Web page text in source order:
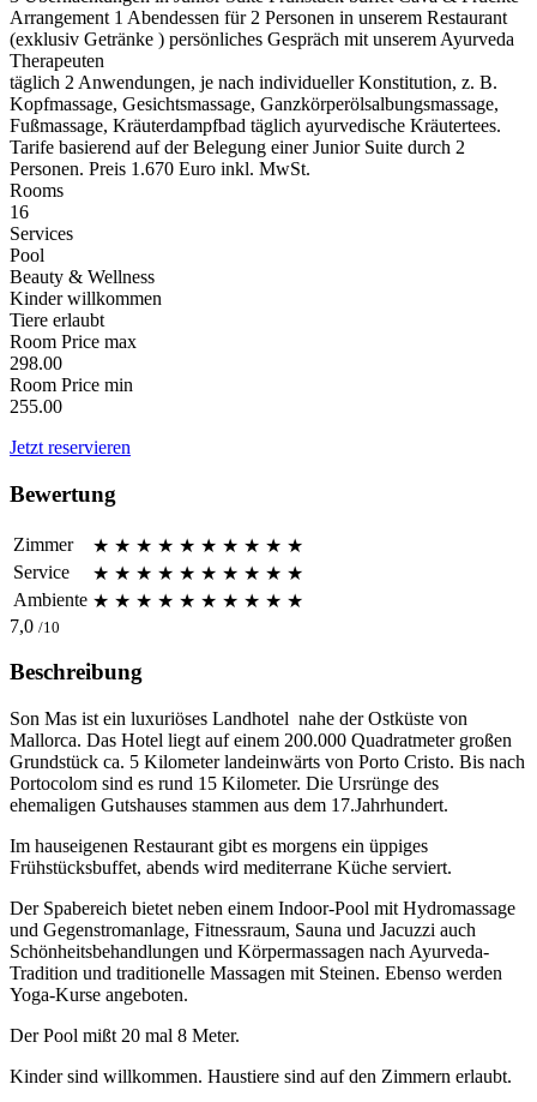
Arrangement 1 Abendessen für 2 Personen in unserem Restaurant
(exklusiv Getränke ) persönliches Gespräch mit unserem Ayurveda
Therapeuten
täglich 2 Anwendungen, je nach individueller Konstitution, z. B.
Kopfmassage, Gesichtsmassage, Ganzkörperölsalbungsmassage,
Fußmassage, Kräuterdampfbad täglich ayurvedische Kräutertees.
Tarife basierend auf der Belegung einer Junior Suite durch 2
Personen. Preis 1.670 Euro inkl. MwSt.
Rooms
16
Services
Pool
Beauty & Wellness
Kinder willkommen
Tiere erlaubt
Room Price max
298.00
Room Price min
255.00
Jetzt reservieren
Bewertung
Zimmer ★ ★ ★ ★ ★ ★ ★ ★ ★ ★
Service
★ ★ ★ ★ ★ ★ ★ ★ ★ ★
Ambiente ★ ★ ★ ★ ★ ★ ★ ★ ★ ★
7,0 /10
Beschreibung
Son Mas ist ein luxuriöses Landhotel nahe der Ostküste von
Mallorca. Das Hotel liegt auf einem 200.000 Quadratmeter großen
Grundstück ca. 5 Kilometer landeinwärts von Porto Cristo. Bis nach
Portocolom sind es rund 15 Kilometer. Die Ursrünge des
ehemaligen Gutshauses stammen aus dem 17.Jahrhundert.
Im hauseigenen Restaurant gibt es morgens ein üppiges
Frühstücksbuffet, abends wird mediterrane Küche serviert.
Der Spabereich bietet neben einem Indoor-Pool mit Hydromassage
und Gegenstromanlage, Fitnessraum, Sauna und Jacuzzi auch
Schönheitsbehandlungen und Körpermassagen nach Ayurveda-
Tradition und traditionelle Massagen mit Steinen. Ebenso werden
Yoga-Kurse angeboten.
Der Pool mißt 20 mal 8 Meter.
Kinder sind willkommen. Haustiere sind auf den Zimmern erlaubt.